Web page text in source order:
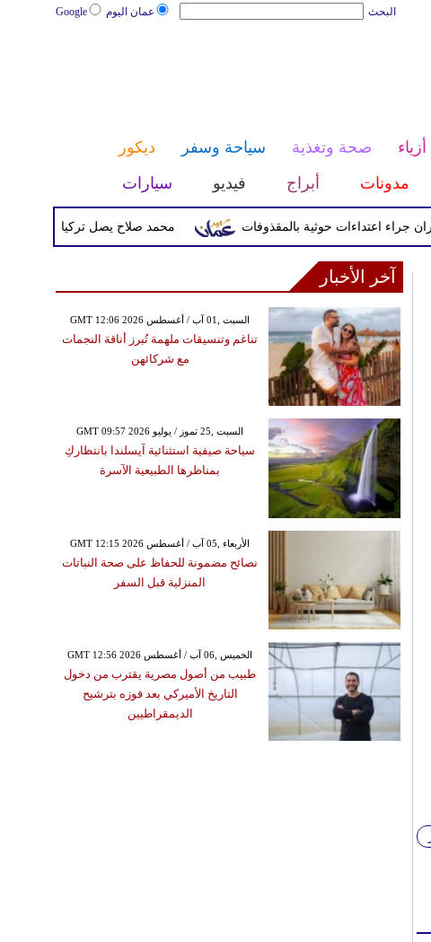
عمان اليوم Google البحث
أزياء صحة وتغذية سياحة وسفر
ديكور
مدونات أبراج فيديو سيارات
محمد صلاح يصل تركيا الأربعاء لإتمام
آخر الأخبار
GMT 12:06 2026 السبت ,01 آب / أغسطس
تناغم وتنسيقات ملهمة تُبرز أناقة النجمات
مع شركائهن
GMT 09:57 2026 السبت ,25 تموز / يوليو
سياحة صيفية استثنائية آيسلندا بانتظاركِ
بمناظرها الطبيعية الآسرة
GMT 12:15 2026 الأربعاء ,05 آب / أغسطس
نصائح مضمونة للحفاظ على صحة النباتات
المنزلية قبل السفر
GMT 12:56 2026 الخميس ,06 آب / أغسطس
طبيب من أصول مصرية يقترب من دخول
التاريخ الأميركي بعد فوزه بترشيح
الديمقراطيين